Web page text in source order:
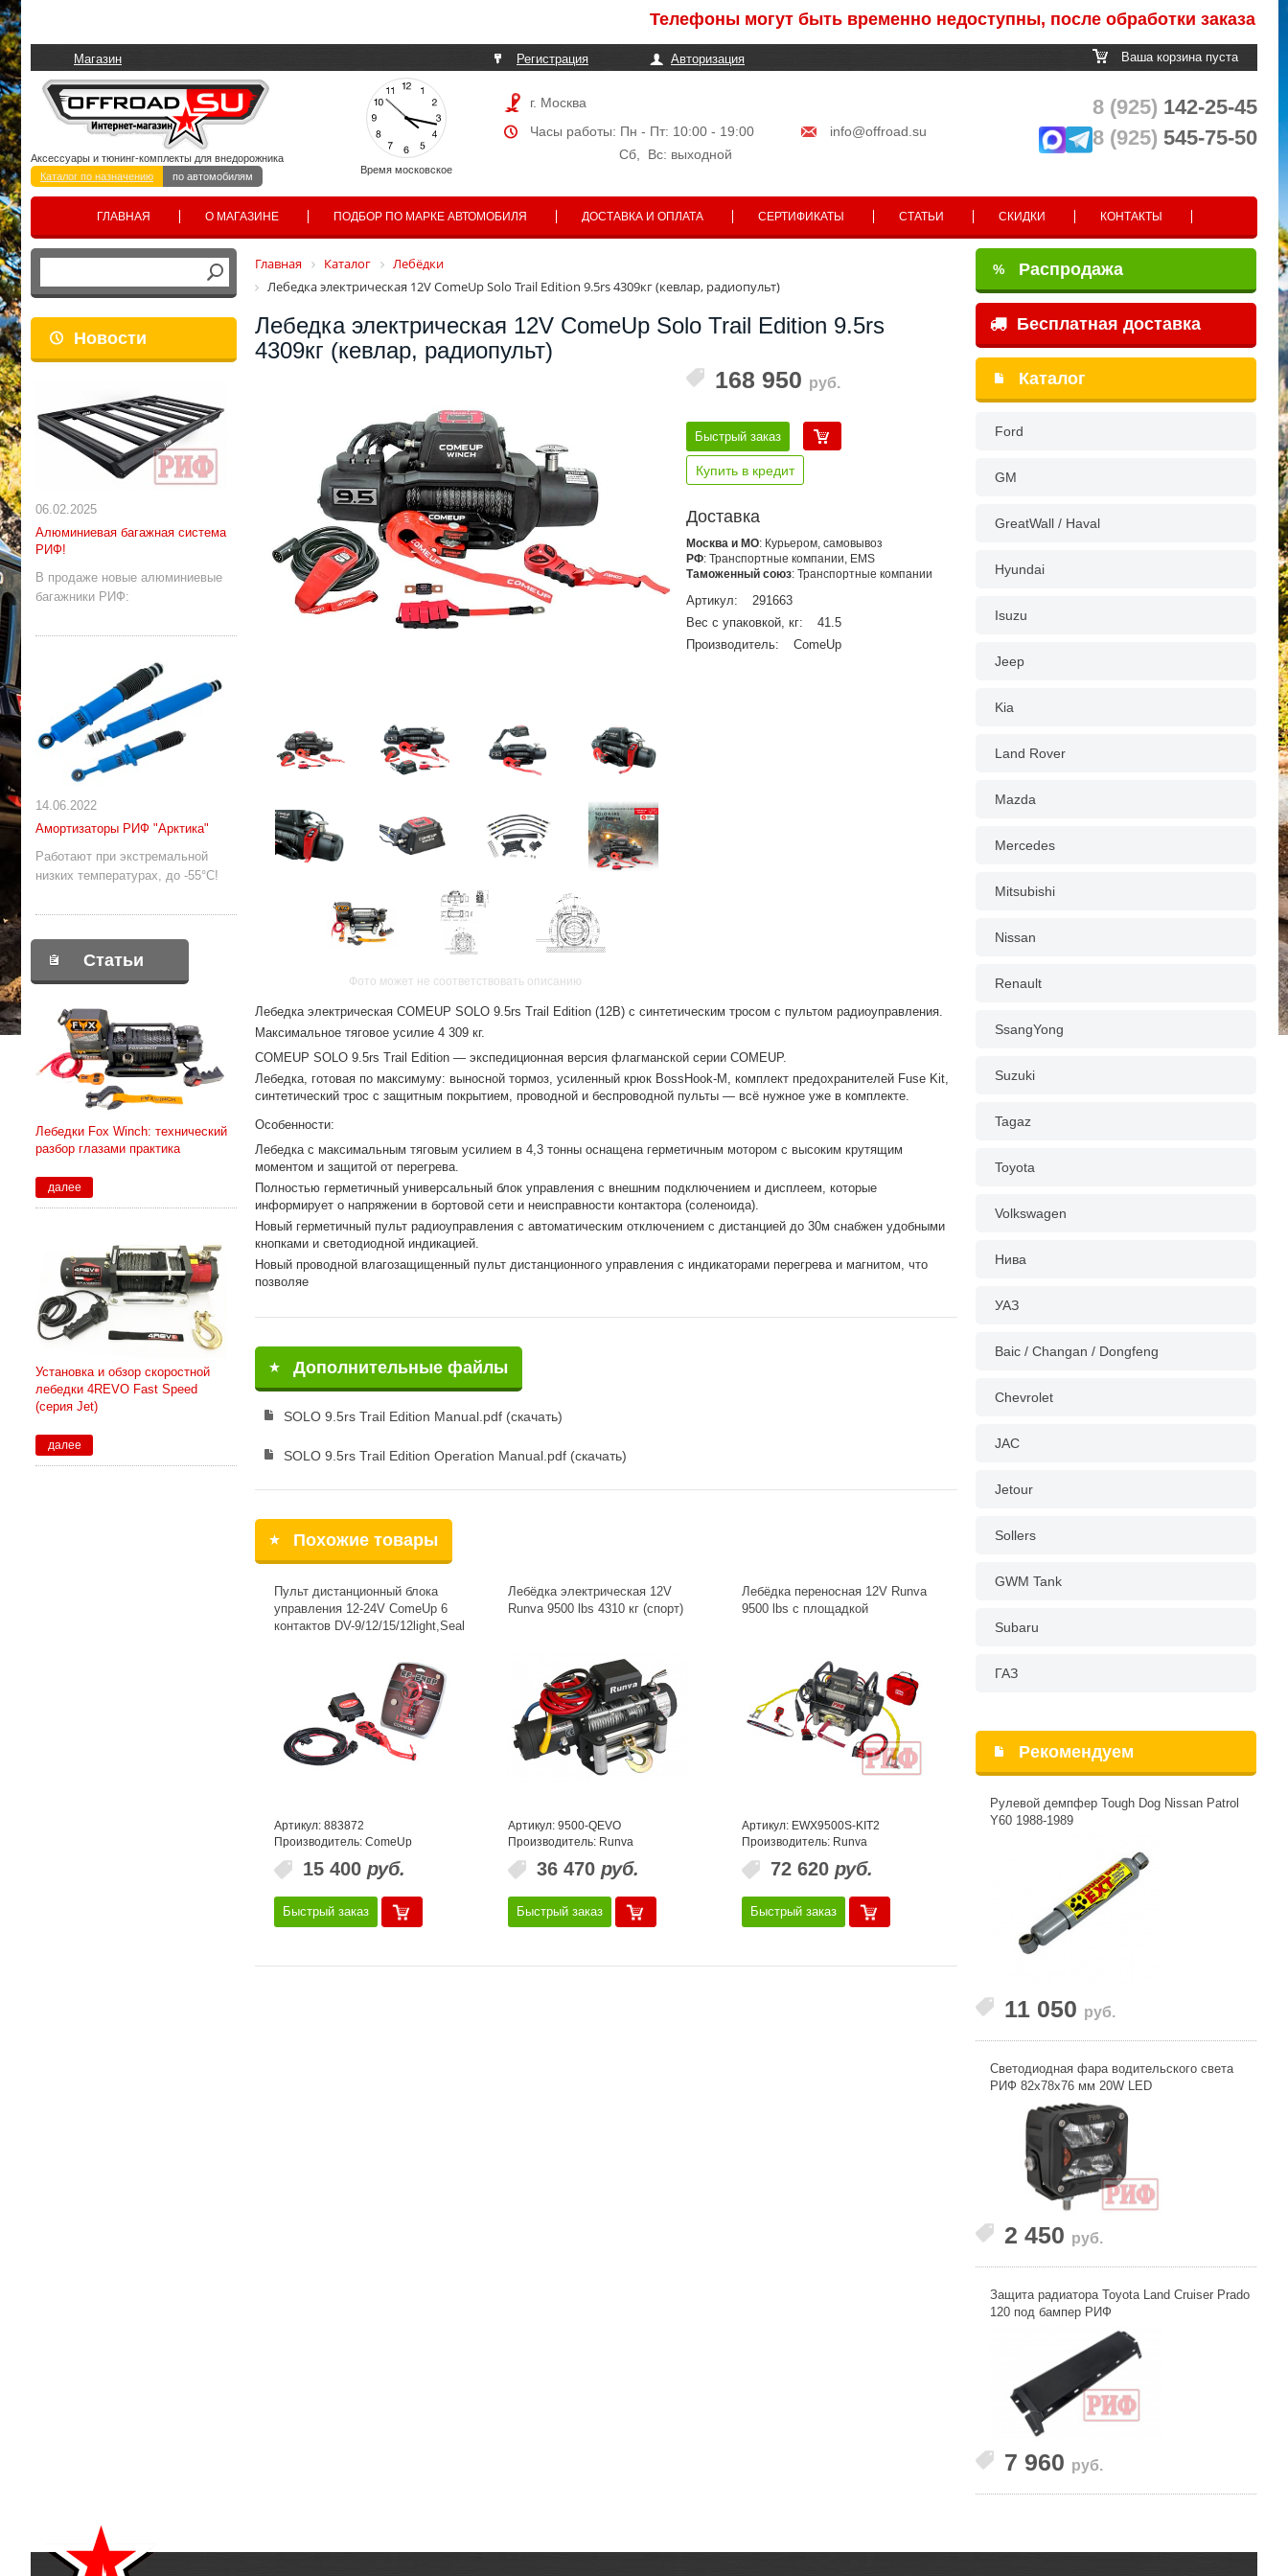
Телефоны могут быть временно недоступны, после обработки заказа Вам
Магазин Регистрация Авторизация Ваша корзина пуста
Время московское
Аксессуары и тюнинг-комплекты для внедорожника
Каталог по назначению
по автомобилям
г. Москва
Часы работы: Пн - Пт: 10:00 - 19:00
info@offroad.su
Сб, Вс: выходной
8 (925) 142-25-45
8 (925) 545-75-50
ГЛАВНАЯ О МАГАЗИНЕ ПОДБОР ПО МАРКЕ АВТОМОБИЛЯ ДОСТАВКА И ОПЛАТА СЕРТИФИКАТЫ СТАТЬИ СКИДКИ КОНТАКТЫ
Новости
06.02.2025
Алюминиевая багажная система
РИФ!
В продаже новые алюминиевые
багажники РИФ:
14.06.2022
Амортизаторы РИФ "Арктика"
Работают при экстремальной
низких температурах, до -55°С!
Статьи
Лебедки Fox Winch: технический
разбор глазами практика
далее
Установка и обзор скоростной
лебедки 4REVO Fast Speed
(серия Jet)
далее
Главная Каталог
Лебёдки
Лебедка электрическая 12V ComeUp Solo Trail Edition 9.5rs 4309кг (кевлар, радиопульт)
Лебедка электрическая 12V ComeUp Solo Trail Edition 9.5rs
4309кг (кевлар, радиопульт)
Фото может не соответствовать описанию
168 950 руб.
Быстрый заказ
Купить в кредит
Доставка
Москва и МО: Курьером, самовывоз
РФ: Транспортные компании, EMS
Таможенный союз: Транспортные компании
Артикул:
291663
Вес с упаковкой, кг:
41.5
Производитель:
ComeUp
Лебедка электрическая COMEUP SOLO 9.5rs Trail Edition (12В) с синтетическим тросом с пультом радиоуправления.
Максимальное тяговое усилие 4 309 кг.
COMEUP SOLO 9.5rs Trail Edition — экспедиционная версия флагманской серии COMEUP.
Лебедка, готовая по максимуму: выносной тормоз, усиленный крюк BossHook-M, комплект предохранителей Fuse Kit,
синтетический трос с защитным покрытием, проводной и беспроводной пульты — всё нужное уже в комплекте.
Особенности:
Лебедка c максимальным тяговым усилием в 4,3 тонны оснащена герметичным мотором с высоким крутящим
моментом и защитой от перегрева.
Полностью герметичный универсальный блок управления с внешним подключением и дисплеем, которые
информирует о напряжении в бортовой сети и неисправности контактора (соленоида).
Новый герметичный пульт радиоуправления с автоматическим отключением с дистанцией до 30м снабжен удобными
кнопками и светодиодной индикацией.
Новый проводной влагозащищенный пульт дистанционного управления с индикаторами перегрева и магнитом, что
позволяе
Дополнительные файлы
SOLO 9.5rs Trail Edition Manual.pdf (скачать)
SOLO 9.5rs Trail Edition Operation Manual.pdf (скачать)
Похожие товары
Пульт дистанционный блока
управления 12-24V ComeUp 6
контактов DV-9/12/15/12light,Seal
Артикул: 883872
Производитель: ComeUp
15 400 руб.
Быстрый заказ
Лебёдка электрическая 12V
Runva 9500 lbs 4310 кг (спорт)
Артикул: 9500-QEVO
Производитель: Runva
36 470 руб.
Быстрый заказ
Лебёдка переносная 12V Runva
9500 lbs с площадкой
Артикул: EWX9500S-KIT2
Производитель: Runva
72 620 руб.
Быстрый заказ
% Распродажа
Бесплатная доставка
Каталог
Ford
GM
GreatWall / Haval
Hyundai
Isuzu
Jeep
Kia
Land Rover
Mazda
Mercedes
Mitsubishi
Nissan
Renault
SsangYong
Suzuki
Tagaz
Toyota
Volkswagen
Нива
УАЗ
Baic / Changan / Dongfeng
Chevrolet
JAC
Jetour
Sollers
GWM Tank
Subaru
ГАЗ
Рекомендуем
Рулевой демпфер Tough Dog Nissan Patrol
Y60 1988-1989
11 050 руб.
Светодиодная фара водительского света
РИФ 82x78x76 мм 20W LED
2 450 руб.
Защита радиатора Toyota Land Cruiser Prado
120 под бампер РИФ
7 960 руб.